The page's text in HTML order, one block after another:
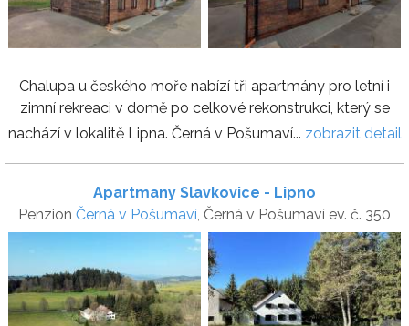
Chalupa u českého moře nabízí tři apartmány pro letní i
zimní rekreaci v domě po celkové rekonstrukci, který se
nachází v lokalitě Lipna. Černá v Pošumaví... zobrazit detail
Apartmany Slavkovice - Lipno
Penzion Černá v Pošumaví, Černá v Pošumaví ev. č. 350